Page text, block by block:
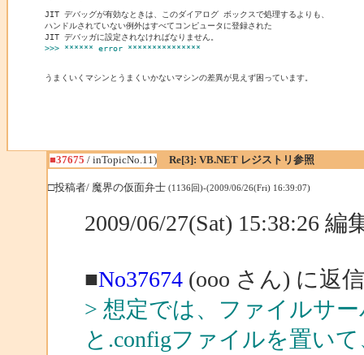
JIT デバッグが有効なときは、このダイアログ ボックスで処理するよりも、
ハンドルされていない例外はすべてコンピュータに登録された
>>> ****** error ***************
うまくいくマシンとうまくいかないマシンの差異が見えず困っています。
■37675 / inTopicNo.11) Re[3]: VB.NET レジストリ参照
□投稿者/ 魔界の仮面弁士 (1136回)-(2009/06/26(Fri) 16:39:07)
2009/06/27(Sat) 15:38:26 編
■No37674(ooo さん) に返信
> 想定では、ファイルサ
と.configファイルを置いて